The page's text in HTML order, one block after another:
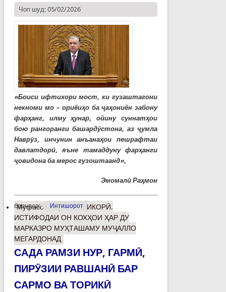
Чоп шуд: 05/02/2026
«Боиси ифтихори мост, ки гузаштагони
некноми мо – ориёиҳо ба ҷаҳониён забону
фарҳанг, илму ҳунар, ойину суннатҳои
бою рангоранги башардӯстона, аз ҷумла
Наврӯз, инчунин анъанаҳои пешрафтаи
давлатдорӣ, яъне тамаддуну фарҳанги
ҷовидона ба мерос гузоштаанд»,
Эмомалӣ Раҳмон
барчасп: Интишорот
Муфассалтаро КОШИКОРӢ.
ИСТИФОДАИ ОН КОХҲОИ ҲАР ДУ
МАРКАЗРО МУҲТАШАМУ МУҶАЛЛО
МЕГАРДОНАД
САДА РАМЗИ НУР, ГАРМӢ,
ПИРӮЗИИ РАВШАНӢ БАР
САРМО ВА ТОРИКӢ